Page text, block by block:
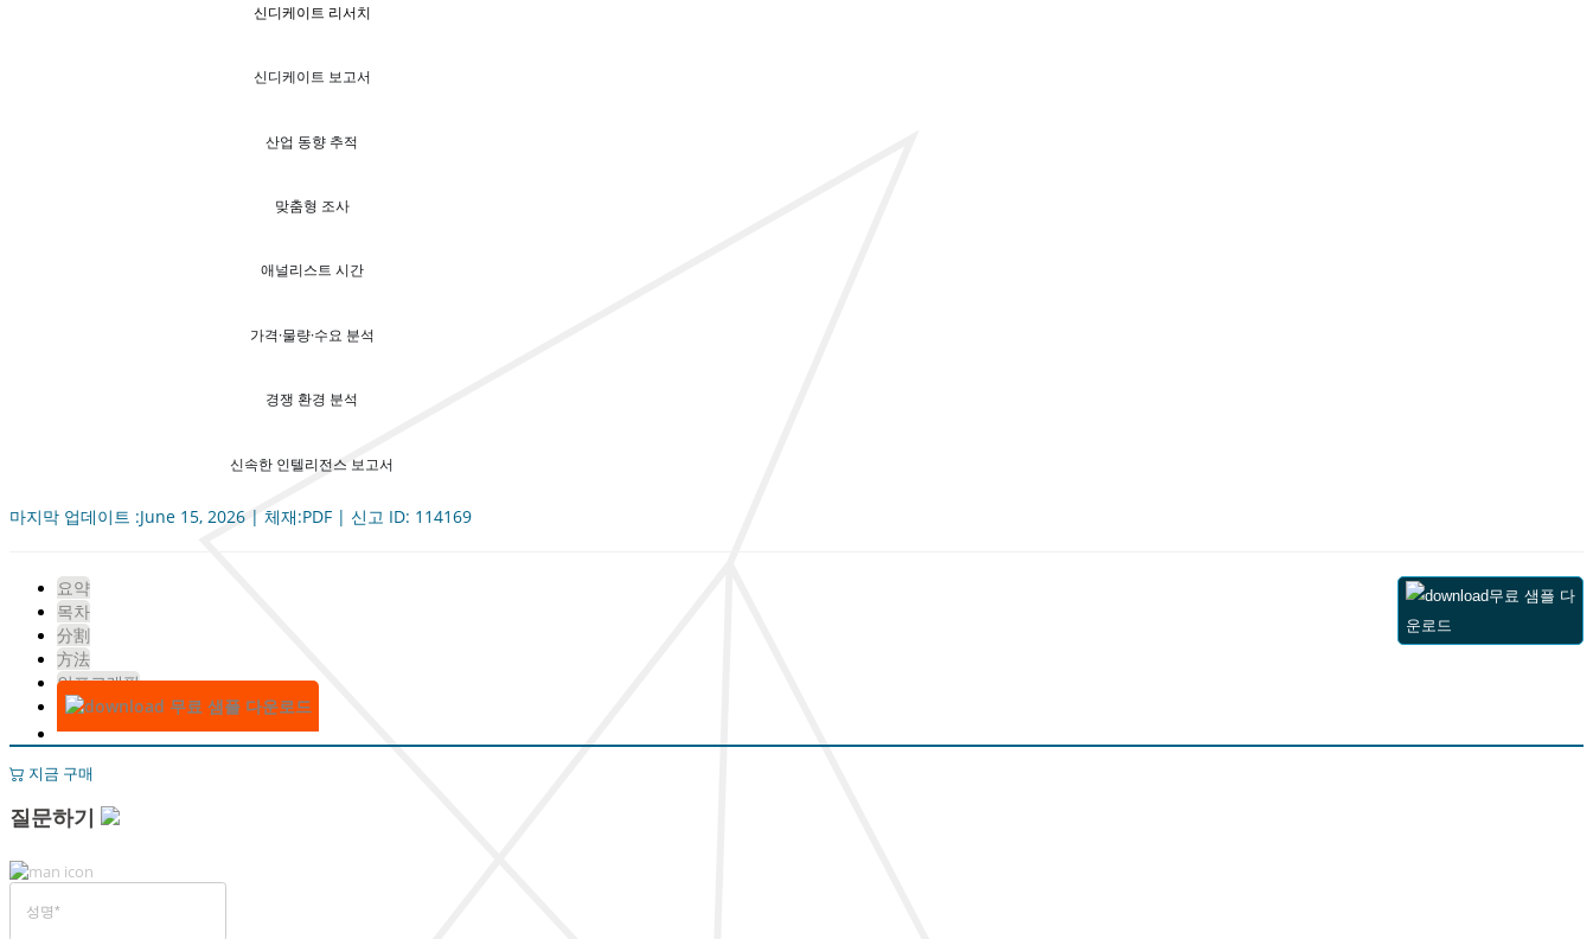
신디케이트 리서치
신디케이트 보고서
산업 동향 추적
맞춤형 조사
애널리스트 시간
가격·물량·수요 분석
경쟁 환경 분석
신속한 인텔리전스 보고서
마지막 업데이트 :June 15, 2026 | 체재:PDF | 신고 ID: 114169
요약
목차
分割
方法
인포그래픽
무료 샘플 다운로드
무료 샘플 다
운로드
지금 구매
질문하기